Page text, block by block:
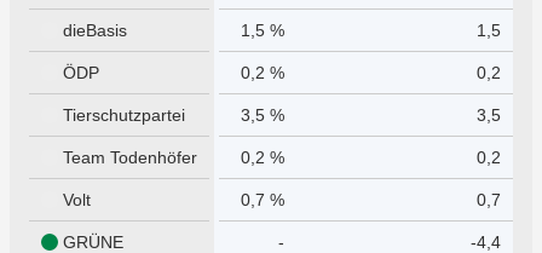
dieBasis 1,5 % 1,5
ÖDP 0,2 % 0,2
Tierschutzpartei 3,5 % 3,5
Team Todenhöfer 0,2 % 0,2
Volt 0,7 % 0,7
GRÜNE - -4,4